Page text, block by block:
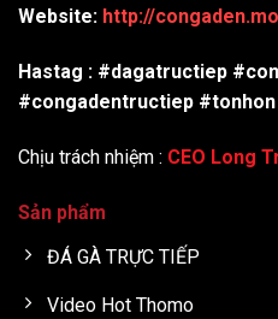
Website: http://
Hastag : #dagatructiep
#congadentructiep
Chịu trách nhiệm : CEO Long
Sản phẩm
ĐÁ GÀ TRỰC TIẾP
Video Hot Thomo